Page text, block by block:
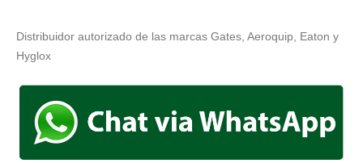
Distribuidor autorizado de las marcas Gates, Aeroquip, Eaton y
Hyglox